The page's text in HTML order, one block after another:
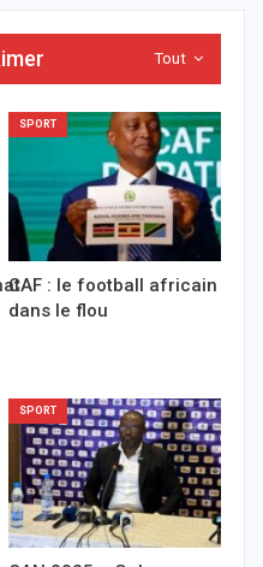
Tout
SPORT
CAF : le football africain
dans le flou
SPORT